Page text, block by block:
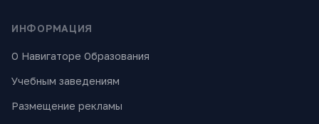
ИНФОРМАЦИЯ
О Навигаторе Образования
Учебным заведениям
Размещение рекламы